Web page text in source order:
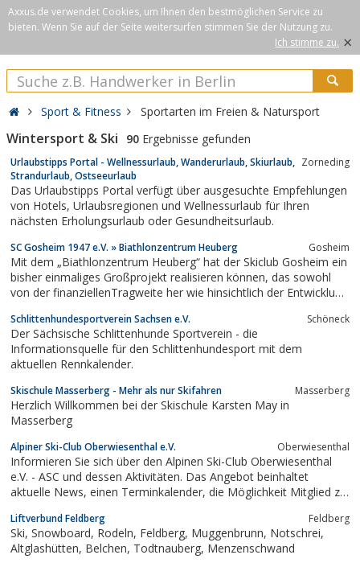
Axxus.de verwendet Cookies, um Ihnen den bestmöglichen Service zu
bieten. Wenn Sie auf der Seite weitersurfen stimmen Sie der Nutzung zu.
Ich stimme zu. ×
Sport & Fitness Sportarten im Freien & Natursport
Wintersport & Ski 90 Ergebnisse gefunden
Urlaubstipps Portal - Wellnessurlaub, Wanderurlaub, Skiurlaub,
Strandurlaub, Ostseeurlaub
Zorneding
Das Urlaubstipps Portal verfügt über ausgesuchte Empfehlungen
von Hotels, Urlaubsregionen und Wellnessurlaub für Ihren
nächsten Erholungsurlaub oder Gesundheitsurlaub.
SC Gosheim 1947 e.V. » Biathlonzentrum Heuberg Gosheim
Mit dem „Biathlonzentrum Heuberg“ hat der Skiclub Gosheim ein
bisher einmaliges Großprojekt realisieren können, das sowohl
von der finanziellenTragweite her wie hinsichtlich der Entwicklung
Verein darstellte.
Schlittenhundesportverein Sachsen e.V. Schöneck
Der Sächsische Schlittenhunde Sportverein - die
Informationsquelle für den Schlittenhundesport mit dem
aktuellen Rennkalender.
Skischule Masserberg - Mehr als nur Skifahren Masserberg
Herzlich Willkommen bei der Skischule Karsten May in
Masserberg
Alpiner Ski-Club Oberwiesenthal e.V. Oberwiesenthal
Informieren Sie sich über den Alpinen Ski-Club Oberwiesenthal
e.V. - ASC und dessen Aktivitäten. Das Angebot beinhaltet
aktuelle News, einen Terminkalender, die Möglichkeit Mitglied zu
Liftverbund Feldberg Feldberg
Ski, Snowboard, Rodeln, Feldberg, Muggenbrunn, Notschrei,
Altglashütten, Belchen, Todtnauberg, Menzenschwand